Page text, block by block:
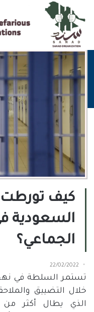
كيف
السعودية
الجماعي؟
22/02/2022
تستمر السلطة في
خلال التضييق
الذي يطال أكثر من